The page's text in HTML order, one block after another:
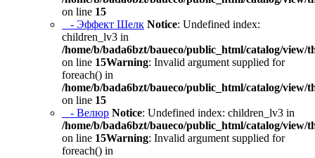
on line 15
- Эффект Шелк Notice: Undefined index:
children_lv3 in
/home/b/bada6bzt/baueco/public_html/catalog/view/
on line 15Warning: Invalid argument supplied for
foreach() in
/home/b/bada6bzt/baueco/public_html/catalog/view/
on line 15
- Велюр Notice: Undefined index: children_lv3 in
/home/b/bada6bzt/baueco/public_html/catalog/view/
on line 15Warning: Invalid argument supplied for
foreach() in